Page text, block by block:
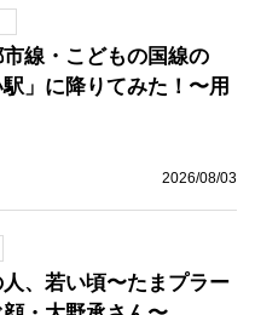
線・こどもの国線の
駅」に降りてみた！〜用
2026/08/03
人、若い頃〜たまプラー